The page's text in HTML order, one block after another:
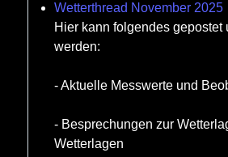
Wetterthread November 2025
Hier kann folgendes gepostet
werden:
- Aktuelle Messwerte und
- Besprechungen zur
Wetterlagen